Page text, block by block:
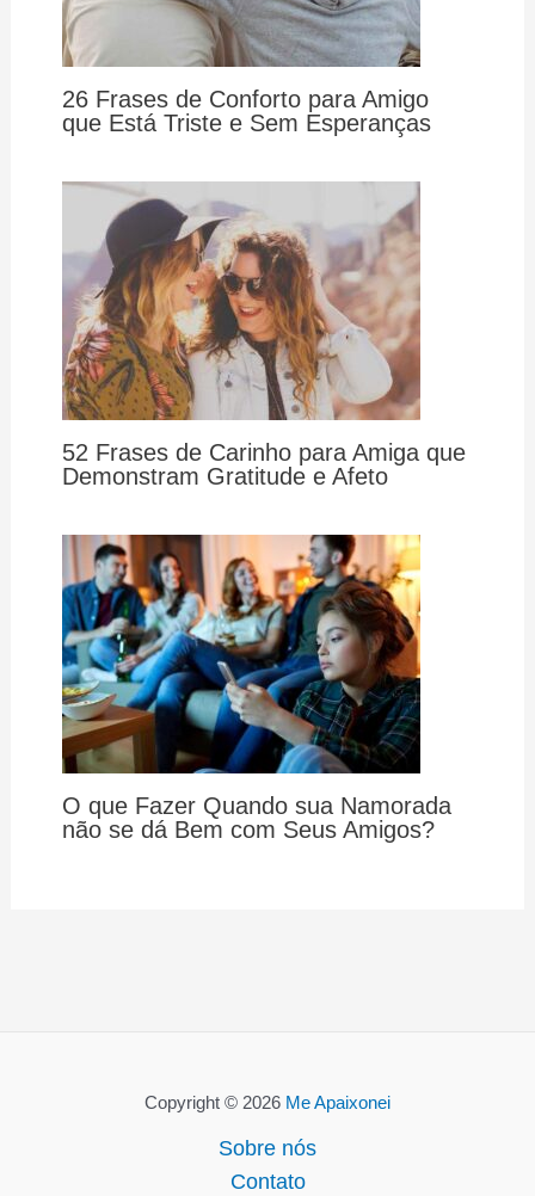
26 Frases de Conforto para Amigo
que Está Triste e Sem Esperanças
52 Frases de Carinho para Amiga que
Demonstram Gratitude e Afeto
O que Fazer Quando sua Namorada
não se dá Bem com Seus Amigos?
Copyright © 2026 Me Apaixonei
Sobre nós
Contato